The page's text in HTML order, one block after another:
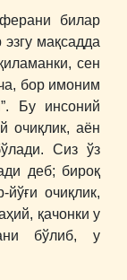
билар
мақсадда
сен
бор имоним
Бу инсоний
очиқлик, аён
Сиз ўз
деб; бироқ
очиқлик,
қачонки у
бўлиб, у